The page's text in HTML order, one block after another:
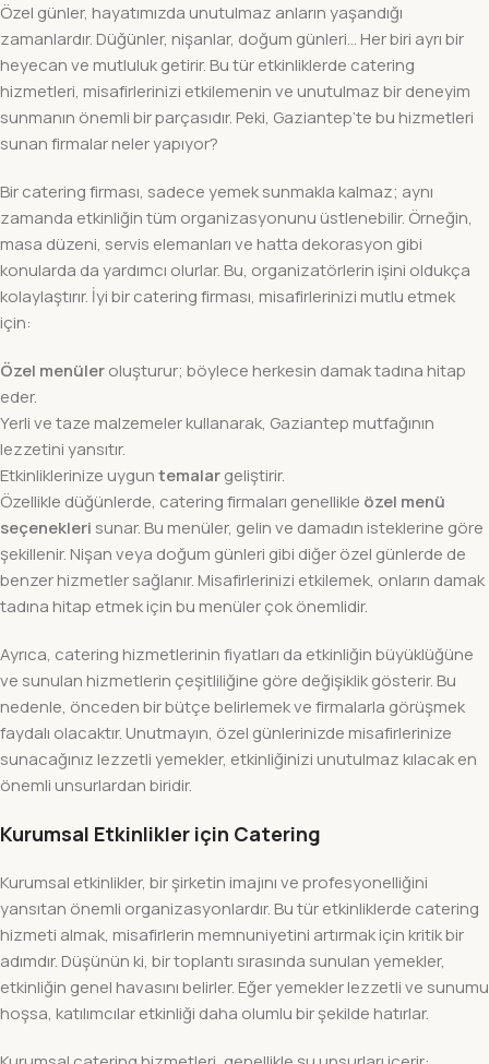
Özel günler, hayatımızda unutulmaz anların yaşandığı
zamanlardır. Düğünler, nişanlar, doğum günleri… Her biri ayrı bir
heyecan ve mutluluk getirir. Bu tür etkinliklerde catering
hizmetleri, misafirlerinizi etkilemenin ve unutulmaz bir deneyim
sunmanın önemli bir parçasıdır. Peki, Gaziantep’te bu hizmetleri
sunan firmalar neler yapıyor?
Bir catering firması, sadece yemek sunmakla kalmaz; aynı
zamanda etkinliğin tüm organizasyonunu üstlenebilir. Örneğin,
masa düzeni, servis elemanları ve hatta dekorasyon gibi
konularda da yardımcı olurlar. Bu, organizatörlerin işini oldukça
kolaylaştırır. İyi bir catering firması, misafirlerinizi mutlu etmek
için:
Özel menüleroluşturur; böylece herkesin damak tadına hitap
eder.
Yerli ve taze malzemeler kullanarak, Gaziantep mutfağının
lezzetini yansıtır.
Etkinliklerinize uyguntemalargeliştirir.
Özellikle düğünlerde, catering firmaları genellikle özel menü
seçenekleri sunar. Bu menüler, gelin ve damadın isteklerine göre
şekillenir. Nişan veya doğum günleri gibi diğer özel günlerde de
benzer hizmetler sağlanır. Misafirlerinizi etkilemek, onların damak
tadına hitap etmek için bu menüler çok önemlidir.
Ayrıca, catering hizmetlerinin fiyatları da etkinliğin büyüklüğüne
ve sunulan hizmetlerin çeşitliliğine göre değişiklik gösterir. Bu
nedenle, önceden bir bütçe belirlemek ve firmalarla görüşmek
faydalı olacaktır. Unutmayın, özel günlerinizde misafirlerinize
sunacağınız lezzetli yemekler, etkinliğinizi unutulmaz kılacak en
önemli unsurlardan biridir.
Kurumsal Etkinlikler için Catering
Kurumsal etkinlikler, bir şirketin imajını ve profesyonelliğini
yansıtan önemli organizasyonlardır. Bu tür etkinliklerde catering
hizmeti almak, misafirlerin memnuniyetini artırmak için kritik bir
adımdır. Düşünün ki, bir toplantı sırasında sunulan yemekler,
etkinliğin genel havasını belirler. Eğer yemekler lezzetli ve sunumu
hoşsa, katılımcılar etkinliği daha olumlu bir şekilde hatırlar.